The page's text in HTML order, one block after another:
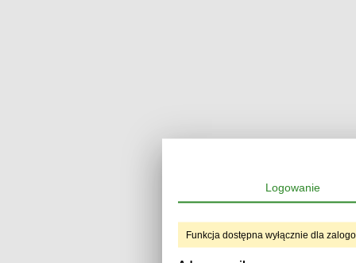
Logowanie
Funkcja dostępna wyłącznie dla